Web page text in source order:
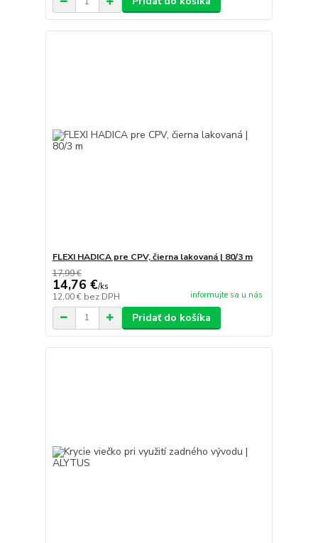
FLEXI HADICA pre CPV, čierna lakovaná | 80/3 m
17,99 €
14,76 €/ks
12,00 € bez DPH informujte sa u nás
Pridať do košíka